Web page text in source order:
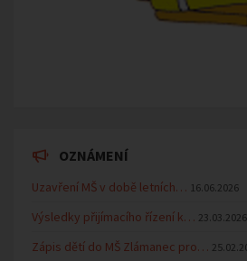
OZNÁMENÍ
Uzavření MŠ v době letních… 16.06.2026
Výsledky přijímacího řízení k… 23.03.2026
Zápis dětí do MŠ Zlámanec pro…